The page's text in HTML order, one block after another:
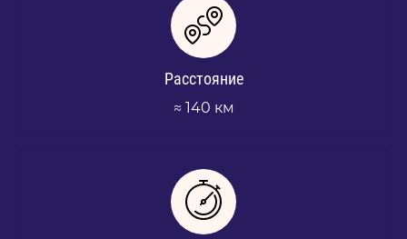
Расстояние
≈ 140 км